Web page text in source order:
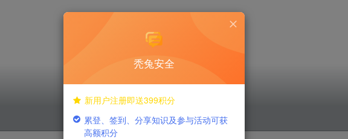
秃兔安全
新用户注册即送399积分
累登、签到、分享知识及参与活动可获
高额积分